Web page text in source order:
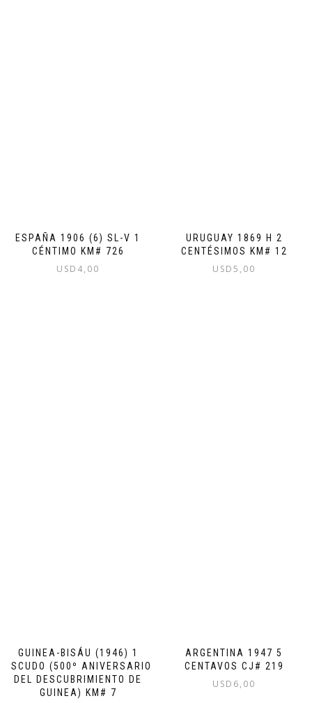
ESPAÑA 1906 (6) SL-V 1
CÉNTIMO KM# 726
USD 4,00
URUGUAY 1869 H 2
CENTÉSIMOS KM# 12
USD5,00
GUINEA-BISÁU (1946) 1
ESCUDO (500º ANIVERSARIO
DEL DESCUBRIMIENTO DE
GUINEA) KM# 7
ARGENTINA 1947 5
CENTAVOS CJ# 219
USD 6,00